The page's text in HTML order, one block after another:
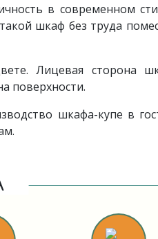
в современном
шкаф без труда
Лицевая сторона
поверхности.
шкафа-купе в